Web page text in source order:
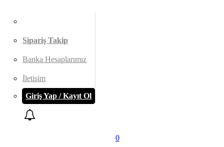
Sipariş Takip
Banka Hesaplarımız
İletişim
Giriş Yap / Kayıt Ol
0